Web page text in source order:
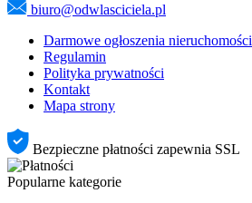
biuro@odwlasciciela.pl
Darmowe ogłoszenia nieruchomości
Regulamin
Polityka prywatności
Kontakt
Mapa strony
Bezpieczne płatności zapewnia SSL
Popularne kategorie